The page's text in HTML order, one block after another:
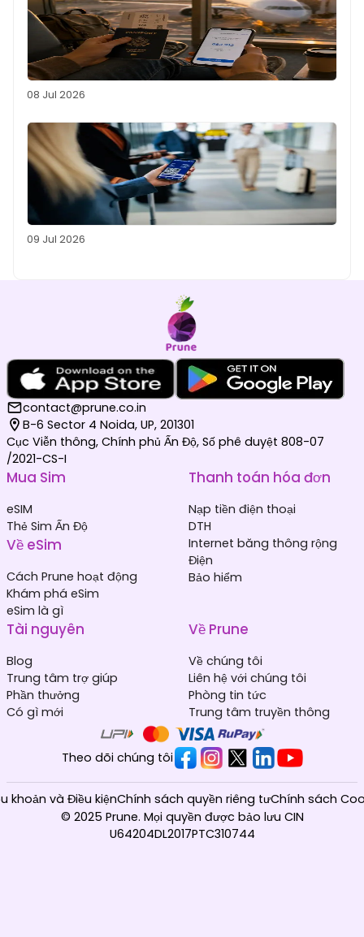
08 Jul 2026
09 Jul 2026
contact@prune.co.in
B-6 Sector 4 Noida, UP, 201301
Cục Viễn thông, Chính phủ Ấn Độ, Số phê duyệt 808-07
/2021-CS-I
Mua Sim
eSIM
Thẻ Sim Ấn Độ
Về eSim
Cách Prune hoạt động
Khám phá eSim
eSim là gì
Thanh toán hóa đơn
Nạp tiền điện thoại
DTH
Internet băng thông rộng
Điện
Bảo hiểm
Tài nguyên
Blog
Trung tâm trợ giúp
Phần thưởng
Có gì mới
Về Prune
Về chúng tôi
Liên hệ với chúng tôi
Phòng tin tức
Trung tâm truyền thông
Theo dõi chúng tôi
© 2025 Prune. Mọi quyền được bảo lưu CIN
U64204DL2017PTC310744
khoản và Điều kiệnChính sách quyền riêng tưChính sách